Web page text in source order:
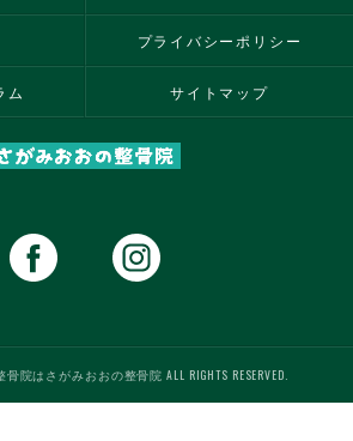
プライバシーポリシー
ム サイトマップ
院はさがみおおの整骨院 ALL RIGHTS RESERVED.